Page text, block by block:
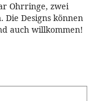
Ohrringe, zwei
Die Designs können
auch willkommen!